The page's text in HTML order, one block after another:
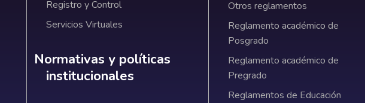
Registro y Control
Servicios Virtuales
Normativas y políticas institucionales
Normativas y políticas
institucionales
Otros reglamentos
Reglamento académico de
Posgrado
Reglamento académico de
Pregrado
Reglamentos de Educación